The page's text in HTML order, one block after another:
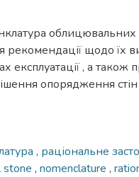
облицювальних
щодо їх
експлуатації , а також
опорядження стін
, раціональне
stone , nomenclature ,